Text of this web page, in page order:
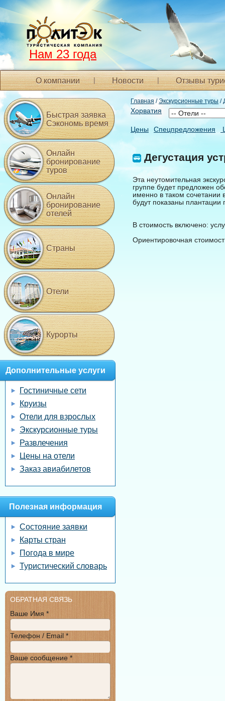
Нам 23 года
О компании Новости Отзывы
Главная /Экскурсионные туры /
Хорватия
Цены Спецпредложения
Дегустация
Эта неутомительная
группе будет предложен
именно в таком сочетании
будут показаны
В стоимость включено:
Ориентировочная
Быстрая заявка
Сэкономь время
Онлайн
бронирование
туров
Онлайн
бронирование
отелей
Страны
Отели
Курорты
Дополнительные услуги
Гостиничные сети
Круизы
Отели для взрослых
Экскурсионные туры
Развлечения
Цены на отели
Заказ авиабилетов
Полезная информация
Состояние заявки
Карты стран
Погода в мире
Туристический словарь
ОБРАТНАЯ СВЯЗЬ
Ваше Имя *
Телефон / Email *
Ваше сообщение *